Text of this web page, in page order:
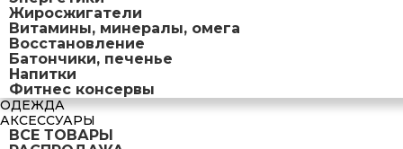
Жиросжигатели
Витамины, минералы, омега
Восстановление
Батончики, печенье
Напитки
Фитнес консервы
ОДЕЖДА
АКСЕССУАРЫ
ВСЕ ТОВАРЫ